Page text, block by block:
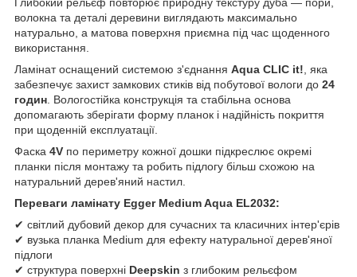
волокна та деталі деревини виглядають максимально
натурально, а матова поверхня приємна під час щоденного
використання.
Ламінат оснащений системою з'єднання Aqua CLIC it! , яка
забезпечує захист замкових стиків від побутової вологи до 24
годин . Вологостійка конструкція та стабільна основа
допомагають зберігати форму планок і надійність покриття
при щоденній експлуатації.
Фаска 4V по периметру кожної дошки підкреслює окремі
планки після монтажу та робить підлогу більш схожою на
натуральний дерев'яний настил.
Переваги ламінату Egger Medium Aqua EL2032:
✔ світлий дубовий декор для сучасних та класичних інтер'єрів
✔ вузька планка Medium для ефекту натуральної дерев'яної
підлоги
✔ структура поверхні Deepskin з глибоким рельєфом